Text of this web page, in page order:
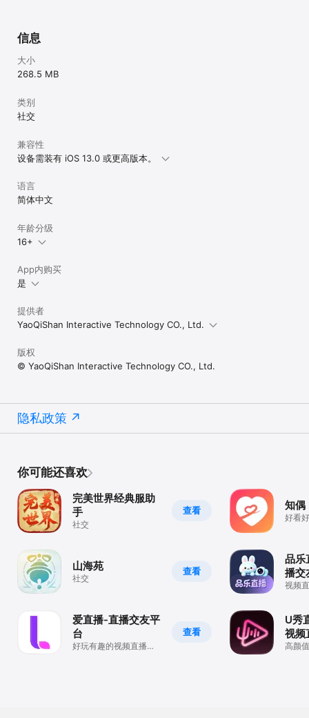
信息
大小
268.5 MB
类别
社交
兼容性
设备需装有 iOS 13.0 或更高版本。
语言
简体中文
年龄分级
16+
App内购买
是
提供者
YaoQiShan Interactive Technology CO., Ltd.
版权
© YaoQiShan Interactive Technology CO., Ltd.
隐私政策
你可能还喜欢
查看
完美世界经典服助
手
社交
查看
山海苑
社交
查看
爱直播-直播交友平
台
好玩有趣的视频直播交
知偶
好看
品乐
播交
视频
U秀
视频
高颜